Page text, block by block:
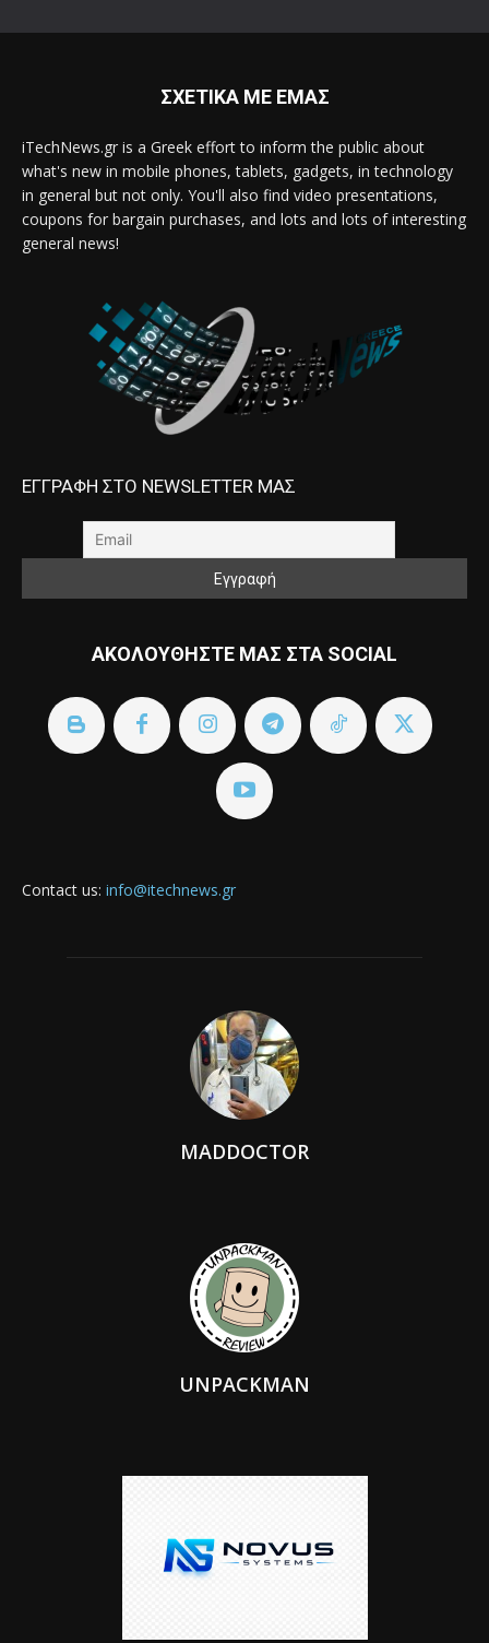
ΣΧΕΤΙΚΑ ΜΕ ΕΜΑΣ
iTechNews.gr is a Greek effort to inform the public about
what's new in mobile phones, tablets, gadgets, in technology
in general but not only. You'll also find video presentations,
coupons for bargain purchases, and lots and lots of interesting
general news!
ΕΓΓΡΑΦΗ ΣΤΟ NEWSLETTER ΜΑΣ
ΑΚΟΛΟΥΘΗΣΤΕ ΜΑΣ ΣΤΑ SOCIAL
Contact us: info@itechnews.gr
MADDOCTOR
UNPACKMAN